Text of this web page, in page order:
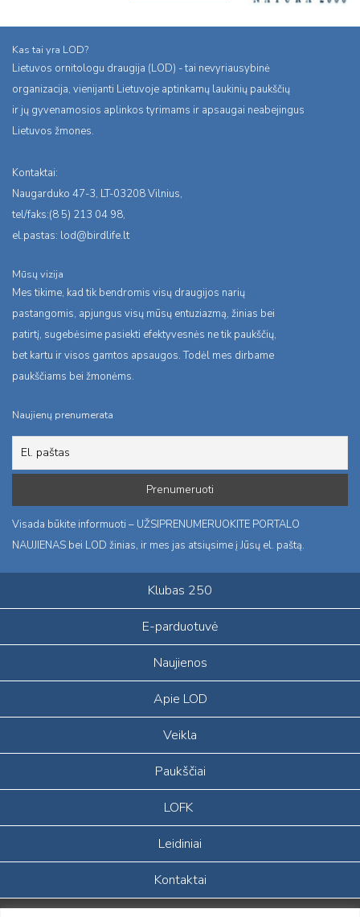
Kas tai yra LOD?
Lietuvos ornitologu draugija (LOD) - tai nevyriausybinė
organizacija, vienijanti Lietuvoje aptinkamų laukinių paukščių
ir jų gyvenamosios aplinkos tyrimams ir apsaugai neabejingus
Lietuvos žmones.
Kontaktai:
Naugarduko 47-3, LT-03208 Vilnius,
tel/faks:(8 5) 213 04 98,
el.pastas: lod@birdlife.lt
Mūsų vizija
Mes tikime, kad tik bendromis visų draugijos narių
pastangomis, apjungus visų mūsų entuziazmą, žinias bei
patirtį, sugebėsime pasiekti efektyvesnės ne tik paukščių,
bet kartu ir visos gamtos apsaugos. Todėl mes dirbame
paukščiams bei žmonėms.
Naujienų prenumerata
Visada būkite informuoti – UŽSIPRENUMERUOKITE PORTALO
NAUJIENAS bei LOD žinias, ir mes jas atsiųsime į Jūsų el. paštą.
Klubas 250
E-parduotuvė
Naujienos
Apie LOD
Veikla
Paukščiai
LOFK
Leidiniai
Kontaktai